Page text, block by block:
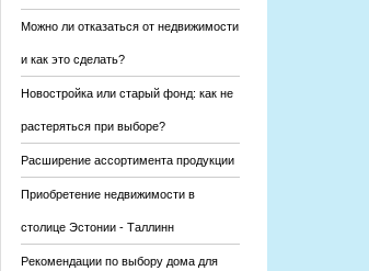
Можно ли отказаться от недвижимости
и как это сделать?
Новостройка или старый фонд: как не
растеряться при выборе?
Расширение ассортимента продукции
Приобретение недвижимости в
столице Эстонии - Таллинн
Рекомендации по выбору дома для